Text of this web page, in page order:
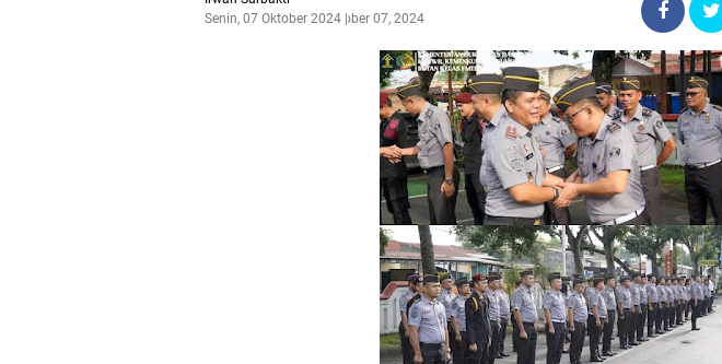
Senin, 07 Oktober 2024Oktober 07, 2024